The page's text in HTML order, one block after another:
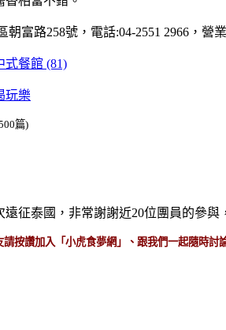
富路258號，電話:04-2551 2966，營
式餐館 (81)
玩樂
篇)
征泰國，非常謝謝近20位團員的參
按讚加入「小虎食夢網」、跟我們一起隨時討